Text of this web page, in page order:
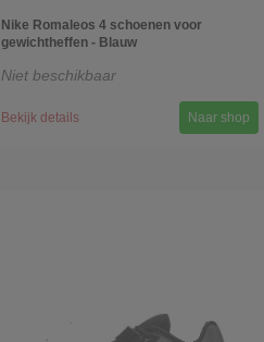
Nike Romaleos 4 schoenen voor
gewichtheffen - Blauw
Niet beschikbaar
Bekijk details Naar shop